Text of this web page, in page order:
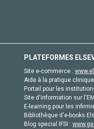
PLATEFORMES
Site e-commerce :
Aide à la pratique
Portail pour les
Site d'information sur
E-learning pour les
Bibliothèque d'e-books
Blog special IFSI :